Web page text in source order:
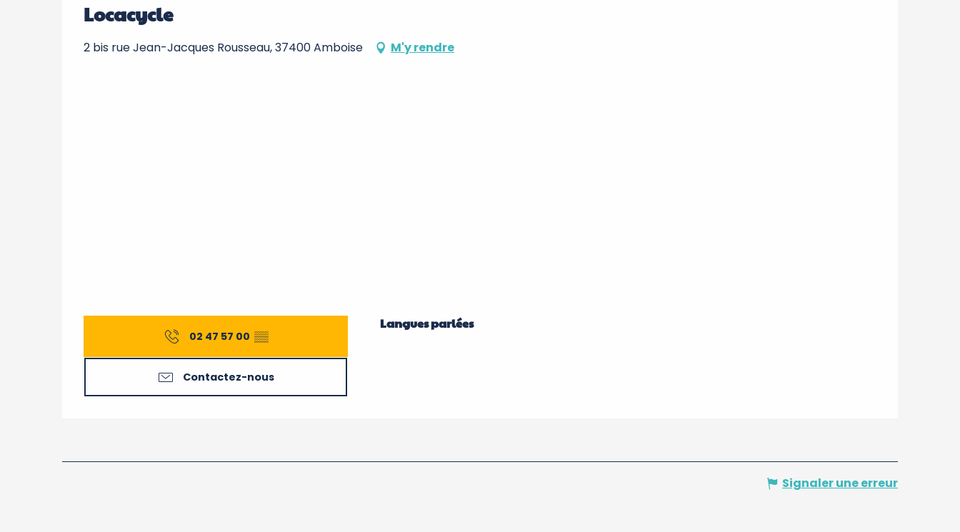
Locacycle
2 bis rue Jean-Jacques Rousseau, 37400 Amboise M'y rendre
02 47 57 00 ▒▒
Contactez-nous
Langues parlées
Langues parlées
Signaler une erreur